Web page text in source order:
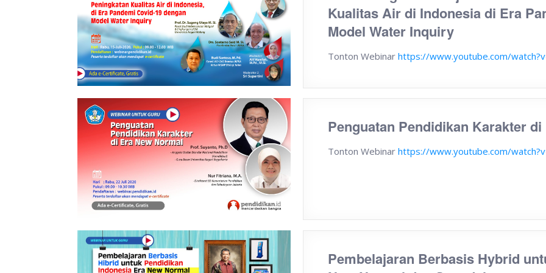
Kualitas Air di Indonesia di Era
Model Water Inquiry
Tonton Webinar https://www.youtube.com/
Penguatan Pendidikan Karakter
Tonton Webinar https://www.youtube.com/
Pembelajaran Berbasis Hybrid